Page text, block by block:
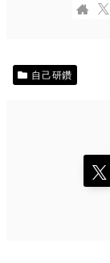
自己研鑽